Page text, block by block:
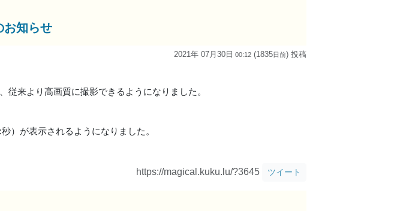
お知らせ
2021年 07月30日 00:12 (1835日前) 投稿
従来より高画質に撮影できるようになりました。
）が表示されるようになりました。
https://magical.kuku.lu/?3645 ツイート